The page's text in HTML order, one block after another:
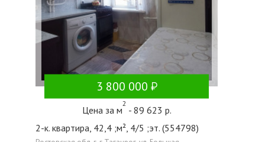
3 800 000
Цена за м
2
- 89 623 р.
2-к. квартира, 42,4 ;м², 4/5 ;эт. (554798)